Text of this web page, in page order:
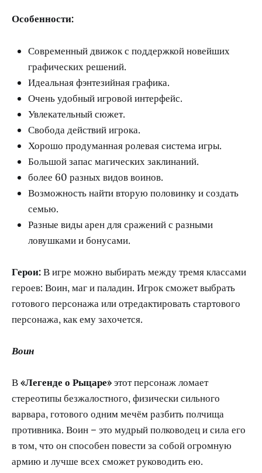
Особенности:
Современный движок с поддержкой новейших
графических решений.
Идеальная фэнтезийная графика.
Очень удобный игровой интерфейс.
Увлекательный сюжет.
Свобода действий игрока.
Хорошо продуманная ролевая система игры.
Большой запас магических заклинаний.
более 60 разных видов воинов.
Возможность найти вторую половинку и создать
семью.
Разные виды арен для сражений с разными
ловушками и бонусами.
Герои:В игре можно выбирать между тремя классами
героев: Воин, маг и паладин. Игрок сможет выбрать
готового персонажа или отредактировать стартового
персонажа, как ему захочется.
Воин
В«Легенде о Рыцаре»этот персонаж ломает
стереотипы безжалостного, физически сильного
варвара, готового одним мечём разбить полчища
противника. Воин – это мудрый полководец и сила его
в том, что он способен повести за собой огромную
армию и лучше всех сможет руководить ею.